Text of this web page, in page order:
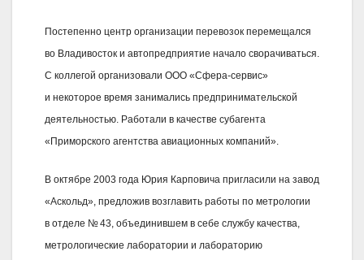
Постепенно центр организации перевозок перемещался
во Владивосток и автопредприятие начало сворачиваться.
С коллегой организовали ООО «Сфера-сервис»
и некоторое время занимались предпринимательской
деятельностью. Работали в качестве субагента
«Приморского агентства авиационных компаний».
В октябре 2003 года Юрия Карповича пригласили на завод
«Аскольд», предложив возглавить работы по метрологии
в отделе № 43, объединившем в себе службу качества,
метрологические лаборатории и лабораторию